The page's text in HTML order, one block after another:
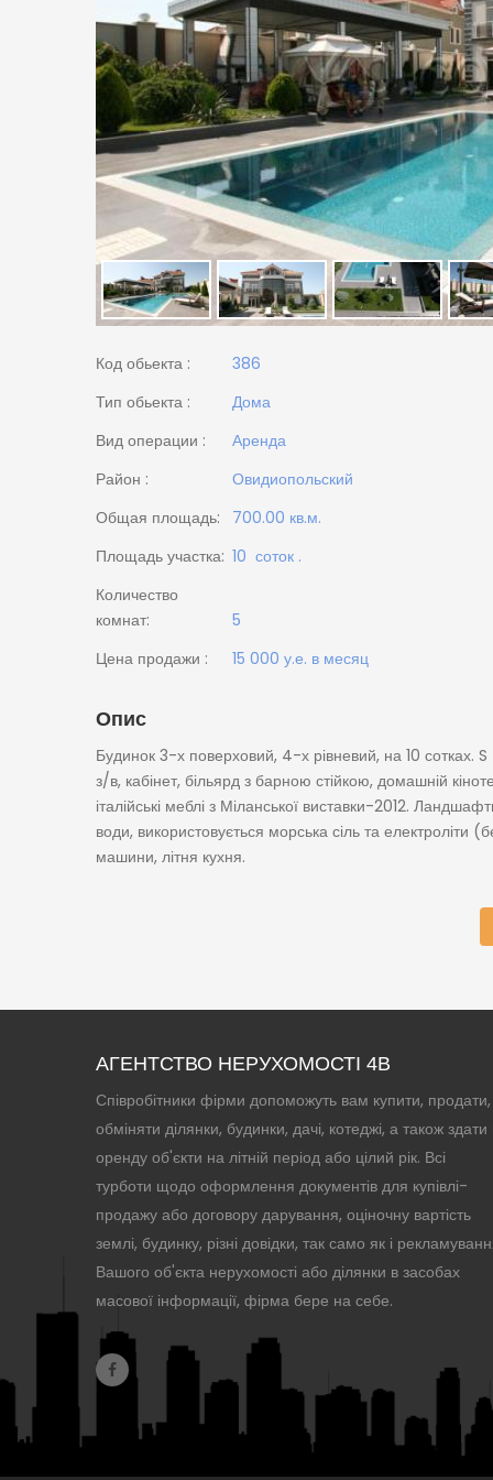
Код обьекта :
386
Тип обьекта :
Дома
Вид операции :
Аренда
Район :
Овидиопольский
Общая площадь:
700.00 кв.м.
Площадь участка: 10 соток .
Количество
комнат:
5
Цена продажи :
15 000 у.е. в месяц
Опис
Будинок 3-х поверховий, 4-х рівневий, на 10 сотках.
з/в, кабінет, більярд з барною стійкою, домашній
італійські меблі з Міланської виставки-2012.
води, використовується морська сіль та
машини, літня кухня.
АГЕНТСТВО НЕРУХОМОСТІ 4B
Співробітники фірми допоможуть вам купити, продати,
обміняти ділянки, будинки, дачі, котеджі, а також здати
оренду об'єкти на літній період або цілий рік. Всі
турботи щодо оформлення документів для купівлі-
продажу або договору дарування, оціночну вартість
землі, будинку, різні довідки, так само як і
Вашого об'єкта нерухомості або ділянки в засобах
масової інформації, фірма бере на себе.